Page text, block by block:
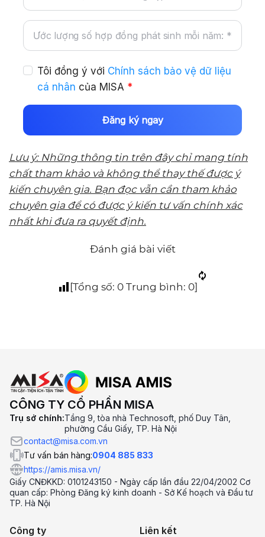
Tôi đồng ý với Chính sách bảo vệ dữ liệu
cá nhân của MISA *
Lưu ý: Những thông tin trên đây chỉ mang tính
chất tham khảo và không thể thay thế được ý
kiến chuyên gia. Bạn đọc vẫn cần tham khảo
chuyên gia để có được ý kiến tư vấn chính xác
nhất khi đưa ra quyết định.
Đánh giá bài viết
[Tổng số: 0 Trung bình: 0]
CÔNG TY CỔ PHẦN MISA
Trụ sở chính:Tầng 9, tòa nhà Technosoft, phố Duy Tân,
phường Cầu Giấy, TP. Hà Nội
contact@misa.com.vn
Tư vấn bán hàng:0904 885 833
https://amis.misa.vn/
Giấy CNĐKKD: 0101243150 - Ngày cấp lần đầu 22/04/2002 Cơ
quan cấp: Phòng Đăng ký kinh doanh - Sở Kế hoạch và Đầu tư
TP. Hà Nội
Công ty Liên kết